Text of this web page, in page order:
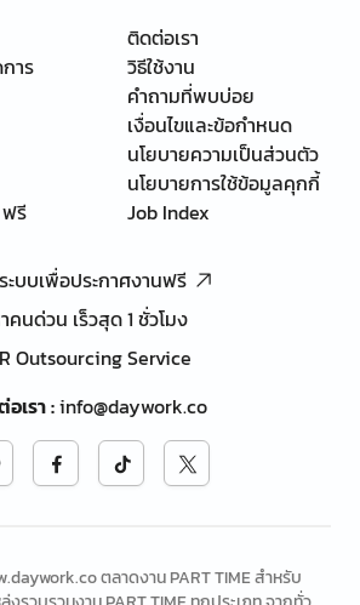
าร
รี
ติดต่อเรา
วิธีใช้งาน
คำถามที่พบบ่อย
เงื่อนไขและข้อกำหนด
นโยบายความเป็นส่วนตัว
นโยบายการใช้ข้อมูลคุกกี้
Job Index
ะบบเพื่อประกาศงานฟรี
คนด่วน เร็วสุด 1 ชั่วโมง
Outsourcing Service
เรา:info@daywork.co
ตลาดงาน PART TIME สำหรับ